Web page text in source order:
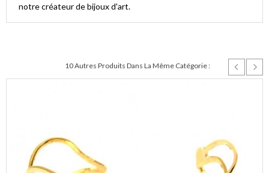
notre créateur de bijoux d'art.
10 Autres Produits Dans La Même Catégorie :